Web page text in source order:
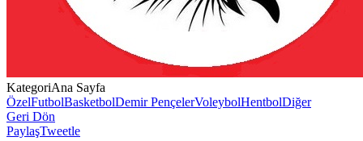
KategoriAna Sayfa
ÖzelFutbolBasketbolDemir PençelerVoleybolHentbolDiğer
Geri Dön
PaylaşTweetle